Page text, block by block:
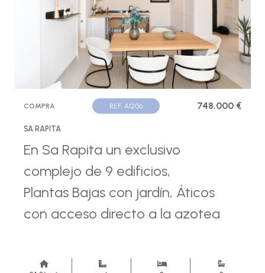
COMPRA REF. A1206 748.000 €
SA RAPITA
En Sa Rapita un exclusivo
complejo de 9 edificios,
Plantas Bajas con jardín, Áticos
con acceso directo a la azotea